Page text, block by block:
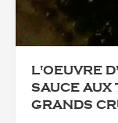
L'OEUVRE
SAUCE AUX
GRANDS